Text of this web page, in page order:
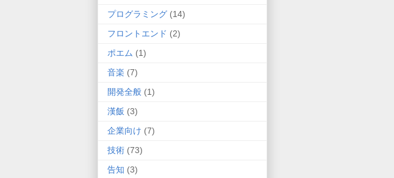
プログラミング (14)
フロントエンド (2)
ポエム (1)
音楽 (7)
開発全般 (1)
漢飯 (3)
企業向け (7)
技術 (73)
告知 (3)